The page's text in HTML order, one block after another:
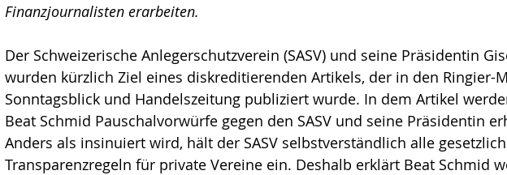
Finanzjournalisten erarbeiten.
Der Schweizerische Anlegerschutzverein (SASV) und seine Präsidentin
wurden kürzlich Ziel eines diskreditierenden Artikels, der in den Ringier-
Sonntagsblick und Handelszeitung publiziert wurde. In dem Artikel
Beat Schmid Pauschalvorwürfe gegen den SASV und seine Präsidentin
Anders als insinuiert wird, hält der SASV selbstverständlich alle
Transparenzregeln für private Vereine ein. Deshalb erklärt Beat Schmid